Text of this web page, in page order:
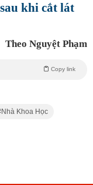
khi cắt lát
Theo Nguyệt Phạm
Copy link
Nhà Khoa Học